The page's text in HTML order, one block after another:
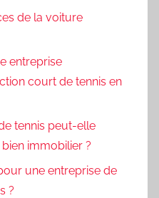
de la voiture
entreprise
court de tennis en
tennis peut-elle
immobilier ?
une entreprise de
?